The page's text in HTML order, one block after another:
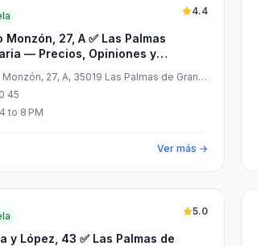
Monzón, 27, A ✅ Las Palmas
— Precios, Opiniones y
4.4
27, A, 35019 Las Palmas de Gran
España
45
to 8 PM
Ver más →
y López, 43 ✅ Las Palmas de
5.0